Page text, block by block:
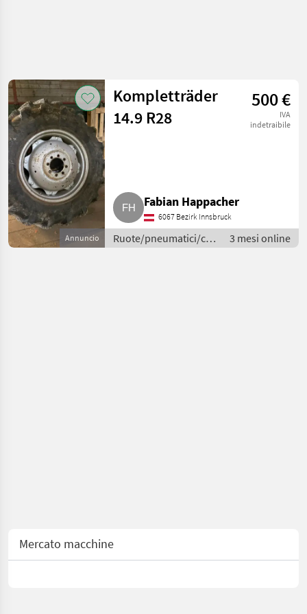
Annuncio
Kompletträder
14.9 R28
500 €
IVA
indetraibile
Fabian Happacher
6067 Bezirk Innsbruck
Ruote/pneumatici/cerchioni
/ Ruote complete
3 mesi online
Mercato macchine